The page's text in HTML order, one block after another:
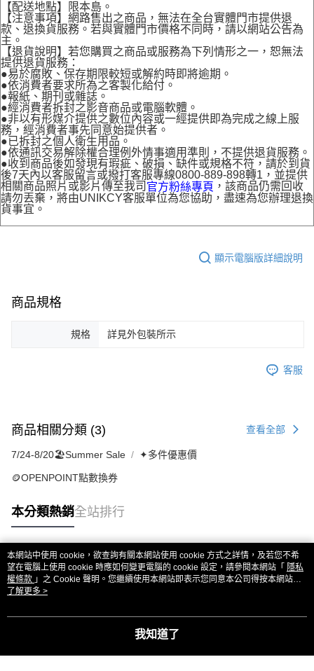
【配送地點】限本島。
【注意事項】網路售出之商品，無法在全台實體門市提供退
款、退換貨服務。若與實體門市價格不同時，請以網站公告為
主。
【退貨說明】若您購買之商品或服務為下列情形之一，恕無法
提供退貨服務：
●易於腐敗、保存期限較短或解約時即將逾期。
●依消費者要求所為之客製化給付。
●報紙、期刊或雜誌。
●經消費者拆封之影音商品或電腦軟體。
●非以有形媒介提供之數位內容或一經提供即為完成之線上服
務，經消費者事先同意始提供者。
●已拆封之個人衛生用品。
●依通訊交易解除權合理例外情事適用準則，不提供退貨服務。
●收到商品後如發現有瑕疵、破損、缺件或規格不符，請於到貨
後7天內以客服留言或撥打客服專線0800-889-898轉1，並提供
相關商品照片或影片傳至我司 官方粉絲專頁 ，該商品仍需回收
請勿丟棄，將由UNIKCY客服單位為您協助，盡速為您辦理退換
貨事宜。
顯示電腦版詳細說明
商品規格
規格 詳見外包裝所示
客服
商品相關分類 (3) 查看全部
7/24-8/20🏖️Summer Sale ✦多件優惠價
🪙OPENPOINT點數換券
本分類熱銷全站排行
熱門標籤
本網站中使用 cookie，欲查詢有關本網站使用 cookie 方式之詳情，及若您不希
望在電腦上使用 cookie 時應如何變更電腦的 cookie 設定，請參閱本網站「 隱私
權條款 」之 Cookie 聲明。您繼續使用本網站即表示您同意本公司得按本網站使
用條款之 Cookie 聲明使用 cookie。
了解更多 >
我知道了